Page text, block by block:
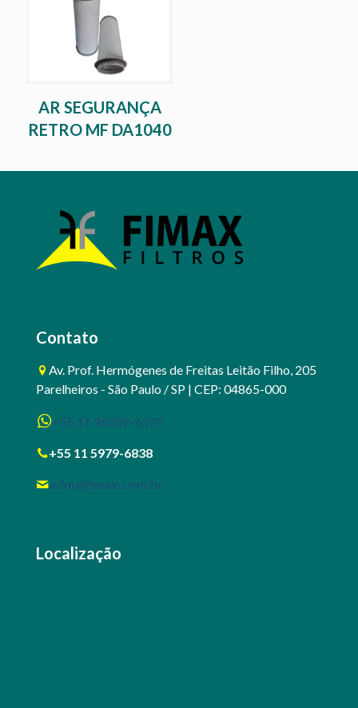
AR SEGURANÇA
RETRO MF DA1040
Contato
Av. Prof. Hermógenes de Freitas Leitão Filho, 205
Parelheiros - São Paulo / SP | CEP: 04865-000
+55 11 96339-6379
+55 11 5979-6838
adm@fimax.com.br
Localização